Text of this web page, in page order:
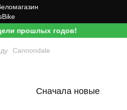
прошлых годов!
Cannondale
Сначала новые